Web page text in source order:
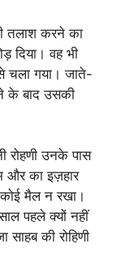
तलाश करने का
दिया। वह भी
चला गया। जाते-
के बाद उसकी
रोहणी उनके पास
और का इज़हार
मैल न रखा।
पहले क्यों नहीं
साहब की रोहिणी